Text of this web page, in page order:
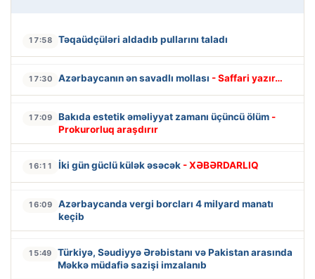
17:58 Təqaüdçüləri aldadıb pullarını taladı
17:30 Azərbaycanın ən savadlı mollası - Saffari yazır…
17:09 Bakıda estetik əməliyyat zamanı üçüncü ölüm -
Prokurorluq araşdırır
16:11 İki gün güclü külək əsəcək - XƏBƏRDARLIQ
16:09
Azərbaycanda vergi borcları 4 milyard manatı
keçib
15:49
Türkiyə, Səudiyyə Ərəbistanı və Pakistan arasında
Məkkə müdafiə sazişi imzalanıb